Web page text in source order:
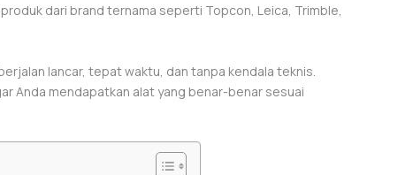
dari brand ternama seperti Topcon, Leica, Trimble,
lancar, tepat waktu, dan tanpa kendala teknis.
Anda mendapatkan alat yang benar-benar sesuai